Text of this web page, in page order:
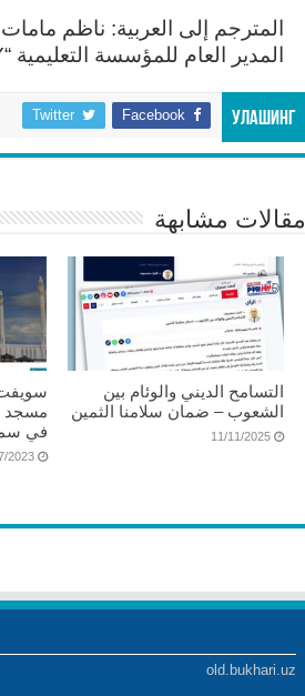
المترجم إلى العربية: ناظم
المدير العام للمؤسسة التعليمية “ORIENTAL CLASSIC STUDY”
Улашинг
Facebook
Twitter
مقالات مشابهة
التسامح الديني والوئام بين
الشعوب – ضمان سلامنا الثمين
11/11/2025
سويفت
مسجد
في
2023
old.bukhari.uz